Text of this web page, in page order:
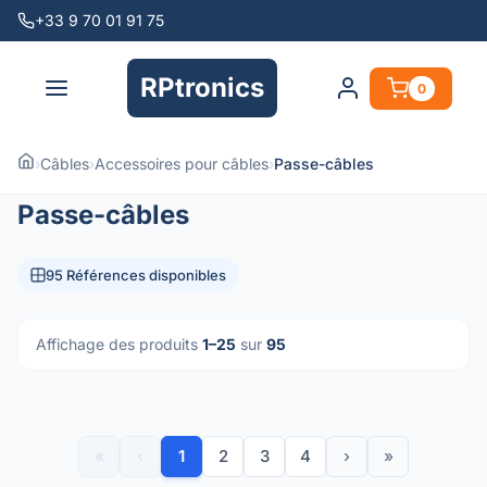
+33 9 70 01 91 75
RPtronics 0
›Câbles›Accessoires pour câbles›Passe-câbles
Passe-câbles
95 Références disponibles
Affichage des produits 1–25 sur 95
1 2 3 4 › »